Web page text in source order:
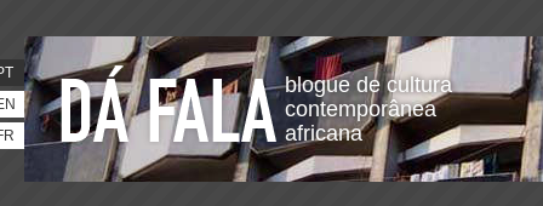
blogue de cultura
contemporânea
africana